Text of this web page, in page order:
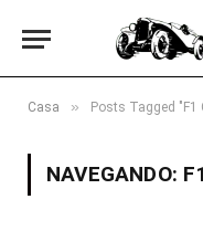
Casa » Posts Tagged "F1
NAVEGANDO: